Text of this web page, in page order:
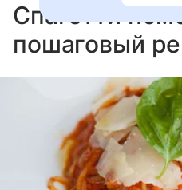
Спагетти
пошаговый